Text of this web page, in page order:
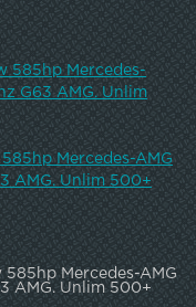
F90. Возвращение
Huracan LP610-4
DT Test Drive —
W222 Maybach DT
Z06 DT Test Drive
— 700 HP VW Golf
Drive — 1000 HP
S63 AMG Coupe &
— 650 HP
— 750 HP Chevrolet
585hp Mercedes-
G63 AMG. Unlim
Mercedes-AMG
AMG. Unlim 500+
Mercedes-AMG
AMG. Unlim 500+